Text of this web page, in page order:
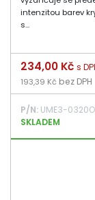
intenzitou barev
s...
Cena
234,00 Kč s
193,39 Kč bez DPH
P/N: UME3-
SKLADEM